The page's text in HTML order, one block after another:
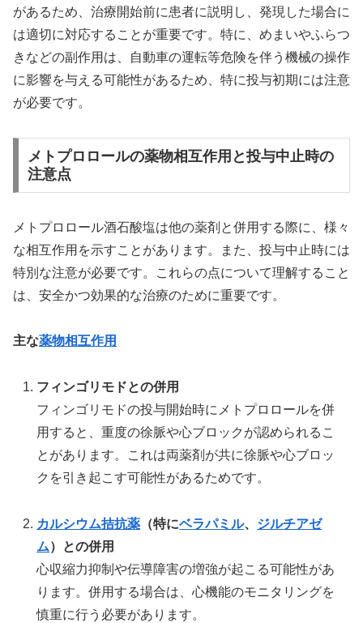
があるため、治療開始前に患者に説明し、発現した場合に
は適切に対応することが重要です。特に、めまいやふらつ
きなどの副作用は、自動車の運転等危険を伴う機械の操作
に影響を与える可能性があるため、特に投与初期には注意
が必要です。
メトプロロールの薬物相互作用と投与中止時の
注意点
メトプロロール酒石酸塩は他の薬剤と併用する際に、様々
な相互作用を示すことがあります。また、投与中止時には
特別な注意が必要です。これらの点について理解すること
は、安全かつ効果的な治療のために重要です。
主な薬物相互作用
フィンゴリモドとの併用
フィンゴリモドの投与開始時にメトプロロールを併
用すると、重度の徐脈や心ブロックが認められるこ
とがあります。これは両薬剤が共に徐脈や心ブロッ
クを引き起こす可能性があるためです。
カルシウム拮抗薬 （特にベラパミル、 ジルチアゼ
ム）との併用
心収縮力抑制や伝導障害の増強が起こる可能性があ
ります。併用する場合は、心機能のモニタリングを
慎重に行う必要があります。